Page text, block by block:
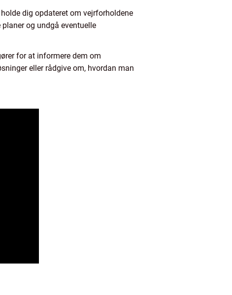
dig opdateret om vejrforholdene
og undgå eventuelle
for at informere dem om
eller rådgive om, hvordan man